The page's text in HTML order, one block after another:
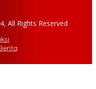
All Rights Reserved